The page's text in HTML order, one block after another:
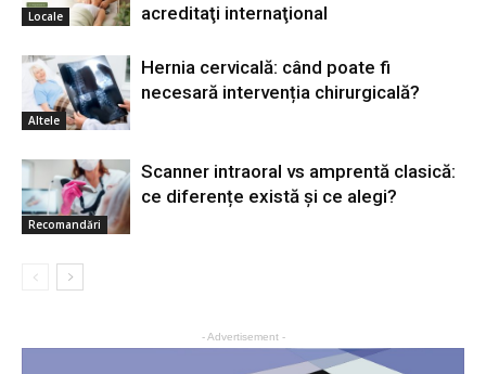
Locale
acreditaţi internaţional
Altele
Hernia cervicală: când poate fi
necesară intervenția chirurgicală?
Recomandări
Scanner intraoral vs amprentă clasică:
ce diferențe există și ce alegi?
- Advertisement -